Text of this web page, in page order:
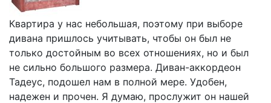
Квартира у нас небольшая, поэтому при выборе
дивана пришлось учитывать, чтобы он был не
только достойным во всех отношениях, но и был
не сильно большого размера. Диван-аккордеон
Тадеус, подошел нам в полной мере. Удобен,
надежен и прочен. Я думаю, прослужит он нашей